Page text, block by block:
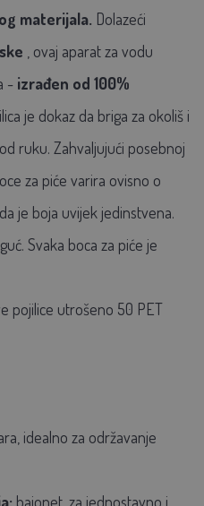
materijala. Dolazeći
ovaj aparat za vodu
- izrađen od 100%
je dokaz da briga za okoliš i
ruku. Zahvaljujući posebnoj
za piće varira ovisno o
je boja uvijek jedinstvena.
Svaka boca za piće je
pojilice utrošeno 50 PET
idealno za održavanje
bajonet, za jednostavno i